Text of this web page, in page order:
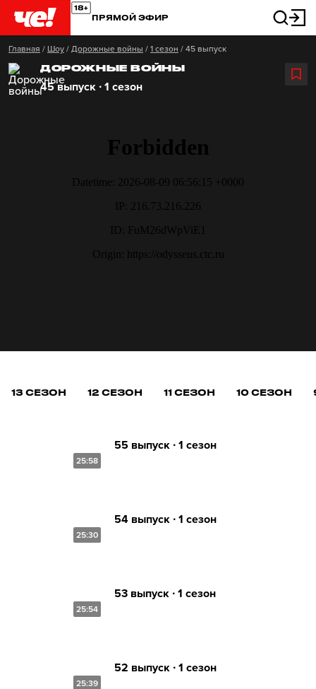
ПРЯМОЙ ЭФИР
Главная / Шоу / Дорожные войны / 1 сезон / 45 выпуск
ДОРОЖНЫЕ ВОЙНЫ
45 выпуск ∙ 1 сезон
13 СЕЗОН 12 СЕЗОН 11 СЕЗОН 10 СЕЗОН
25:58
55 выпуск ∙ 1 сезон
25:30
54 выпуск ∙ 1 сезон
25:54
53 выпуск ∙ 1 сезон
25:39
52 выпуск ∙ 1 сезон